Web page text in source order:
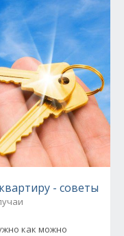
- советы
как можно